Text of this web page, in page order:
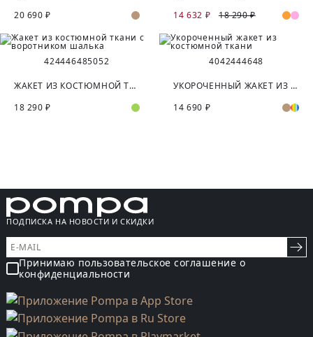
20 690 ₽
14 632 ₽
18 290 ₽
424446485052
ЖАКЕТ ИЗ КОСТЮМНОЙ ТКАНИ С ВОРОТНИКОМ ШАЛЬКА
18 290 ₽
4042444648
УКОРОЧЕННЫЙ ЖАКЕТ ИЗ КОСТЮМНОЙ ТКАНИ
14 690 ₽
ПОДПИСКА НА НОВОСТИ И СКИДКИ
Принимаю пользовательское соглашение о
конфиденциальности